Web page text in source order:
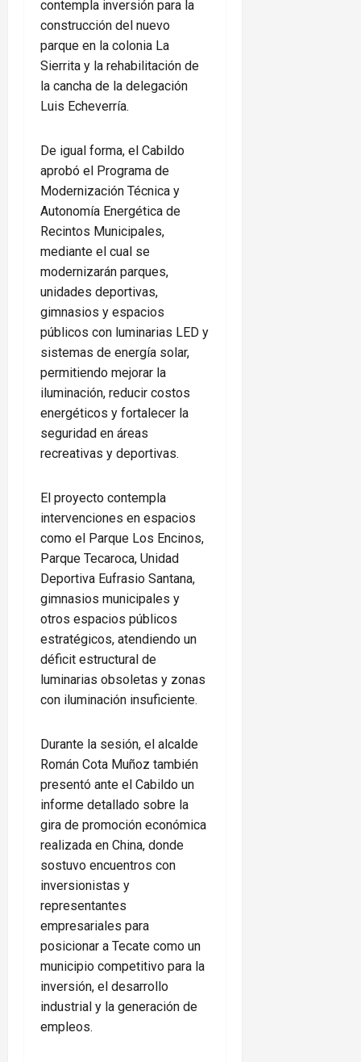
contempla inversión para la
construcción del nuevo
parque en la colonia La
Sierrita y la rehabilitación de
la cancha de la delegación
Luis Echeverría.
De igual forma, el Cabildo
aprobó el Programa de
Modernización Técnica y
Autonomía Energética de
Recintos Municipales,
mediante el cual se
modernizarán parques,
unidades deportivas,
gimnasios y espacios
públicos con luminarias LED y
sistemas de energía solar,
permitiendo mejorar la
iluminación, reducir costos
energéticos y fortalecer la
seguridad en áreas
recreativas y deportivas.
El proyecto contempla
intervenciones en espacios
como el Parque Los Encinos,
Parque Tecaroca, Unidad
Deportiva Eufrasio Santana,
gimnasios municipales y
otros espacios públicos
estratégicos, atendiendo un
déficit estructural de
luminarias obsoletas y zonas
con iluminación insuficiente.
Durante la sesión, el alcalde
Román Cota Muñoz también
presentó ante el Cabildo un
informe detallado sobre la
gira de promoción económica
realizada en China, donde
sostuvo encuentros con
inversionistas y
representantes
empresariales para
posicionar a Tecate como un
municipio competitivo para la
inversión, el desarrollo
industrial y la generación de
empleos.